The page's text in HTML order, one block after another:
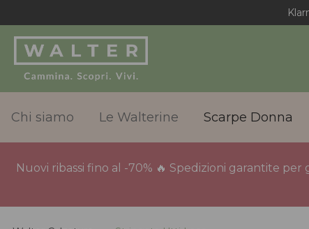
Chi siamo Le Walterine Scarpe Donna
Nuovi ribassi fino al -70% 🔥 Spedizioni garantite